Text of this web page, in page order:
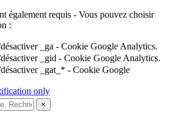
également requis - Vous pouvez choisir
:
_ga - Cookie Google Analytics.
_gid - Cookie Google Analytics.
_gat_* - Cookie Google
only
×